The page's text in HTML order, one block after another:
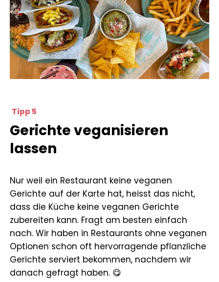
Tipp 5
Gerichte veganisieren
lassen
Nur weil ein Restaurant keine veganen
Gerichte auf der Karte hat, heisst das nicht,
dass die Küche keine veganen Gerichte
zubereiten kann. Fragt am besten einfach
nach. Wir haben in Restaurants ohne veganen
Optionen schon oft hervorragende pflanzliche
Gerichte serviert bekommen, nachdem wir
danach gefragt haben. 😋